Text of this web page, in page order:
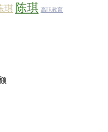
琪 陈琪 高职教育